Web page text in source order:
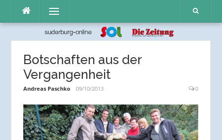
Inhalt
Menü
Botschaften aus der
Vergangenheit
Andreas Paschko 09/10/2013 0